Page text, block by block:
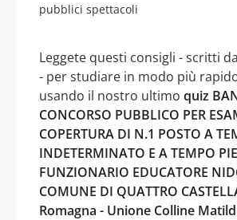
pubblici spettacoli
Leggete questi consigli - scritti
- per studiare in modo più
usando il nostro ultimo quiz
CONCORSO PUBBLICO PER
COPERTURA DI N.1 POSTO A
INDETERMINATO E A TEMPO
FUNZIONARIO EDUCATORE
COMUNE DI QUATTRO
Romagna - Unione Colline